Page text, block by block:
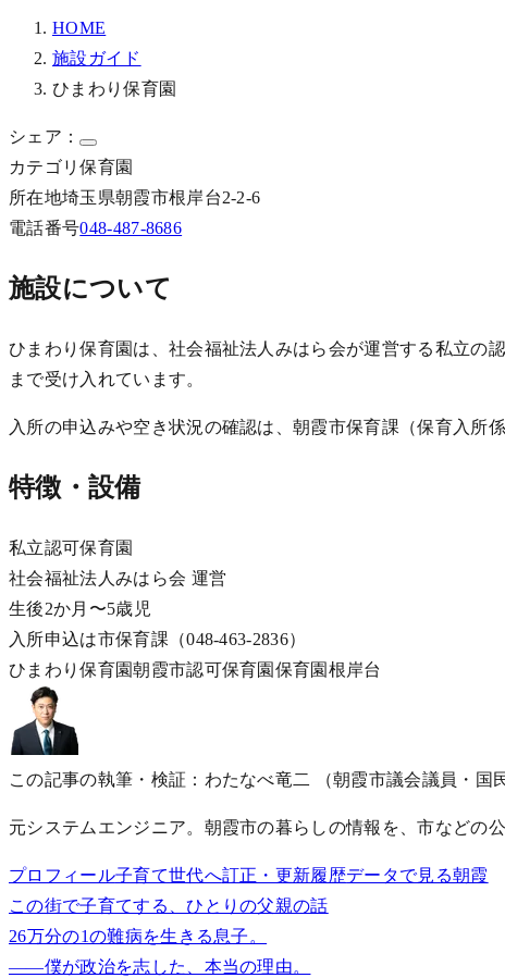
HOME
施設ガイド
ひまわり保育園
シェア：
カテゴリ保育園
所在地埼玉県朝霞市根岸台2-2-6
電話番号048-487-8686
施設について
ひまわり保育園は、社会福祉法人みはら会が運営する私立の
まで受け入れています。
入所の申込みや空き状況の確認は、朝霞市保育課（保育入所
特徴・設備
私立認可保育園
社会福祉法人みはら会 運営
生後2か月〜5歳児
入所申込は市保育課（048-463-2836）
ひまわり保育園朝霞市認可保育園 保育園 根岸台
この記事の執筆・検証：わたなべ竜二 （朝霞市議会議員・国
元システムエンジニア。朝霞市の暮らしの情報を、市などの
プロフィール子育て世代へ訂正・更新履歴データで見る朝霞
この街で子育てする、ひとりの父親の話
26万分の1の難病を生きる息子。
——僕が政治を志した、本当の理由。